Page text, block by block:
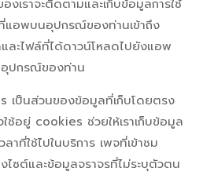
งเราจะติดตามและเก็บข้อมูลการใช้
แอพบนอุปกรณ์ของท่านเข้าถึง
และไฟล์ที่ได้ดาวน์โหลดไปยังแอพ
อุปกรณ์ของท่าน
เป็นส่วนของข้อมูลที่เก็บโดยตรง
ช้อยู่ cookies ช่วยให้เราเก็บข้อมูล
ลาที่ใช้ไปในบริการ เพจที่เข้าชม
ไซต์และข้อมูลจราจรที่ไม่ระบุตัวตน